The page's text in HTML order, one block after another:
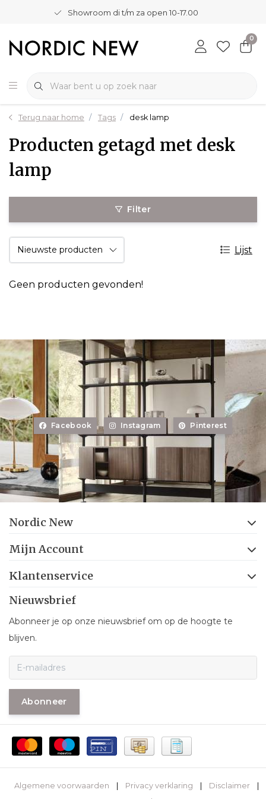
Showroom di t/m za open 10-17.00
0
Terug naar home Tags desk lamp
Producten getagd met desk
lamp
Filter
Lijst
Geen producten gevonden!
Facebook Instagram Pinterest
Nordic New
Mijn Account
Klantenservice
Nieuwsbrief
Abonneer je op onze nieuwsbrief om op de hoogte te
blijven.
Abonneer
Algemene voorwaarden Privacy verklaring Disclaimer